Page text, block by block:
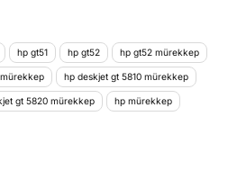
açıklamalarında ve diğer
noktaları öneri formunu
ederiz.
hp gt51 hp gt52 hp gt52 mürekkep
hp deskjet gt 5810 mürekkep
gt 5820 mürekkep hp mürekkep